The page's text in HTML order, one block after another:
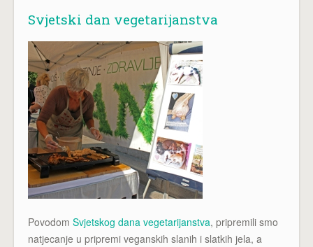
Svjetski dan vegetarijanstva
Povodom Svjetskog dana vegetarijanstva, pripremili smo
natjecanje u pripremi veganskih slanih i slatkih jela, a